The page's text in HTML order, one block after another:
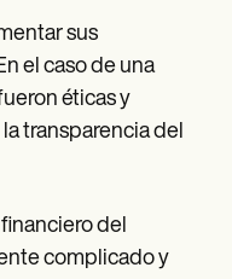
sus
el caso de una
éticas y
transparencia del
del
complicado y